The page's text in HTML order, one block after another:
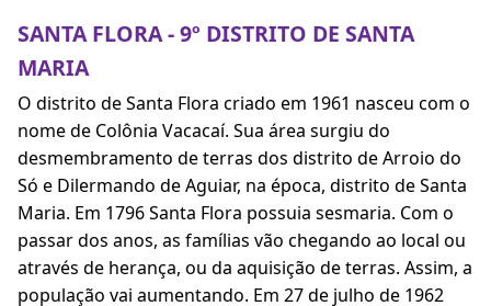
SANTA FLORA - 9º DISTRITO DE SANTA
MARIA
O distrito de Santa Flora criado em 1961 nasceu com o
nome de Colônia Vacacaí. Sua área surgiu do
desmembramento de terras dos distrito de Arroio do
Só e Dilermando de Aguiar, na época, distrito de Santa
Maria. Em 1796 Santa Flora possuia sesmaria. Com o
passar dos anos, as famílias vão chegando ao local ou
através de herança, ou da aquisição de terras. Assim, a
população vai aumentando. Em 27 de julho de 1962